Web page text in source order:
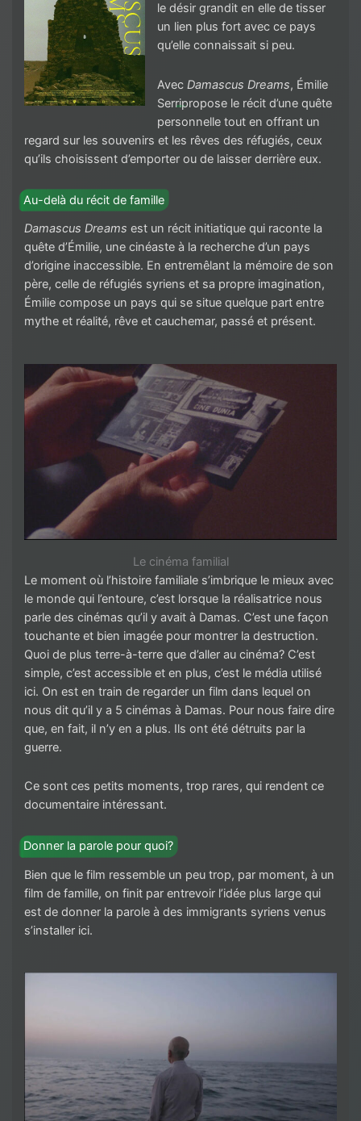
le désir grandit en elle de tisser
un lien plus fort avec ce pays
qu’elle connaissait si peu.
Avec Damascus Dreams, Émilie
Serripropose le récit d’une quête
personnelle tout en offrant un
regard sur les souvenirs et les rêves des réfugiés, ceux
qu’ils choisissent d’emporter ou de laisser derrière eux.
Au-delà du récit de famille
Damascus Dreams est un récit initiatique qui raconte la
quête d’Émilie, une cinéaste à la recherche d’un pays
d’origine inaccessible. En entremêlant la mémoire de son
père, celle de réfugiés syriens et sa propre imagination,
Émilie compose un pays qui se situe quelque part entre
mythe et réalité, rêve et cauchemar, passé et présent.
Le cinéma familial
Le moment où l’histoire familiale s’imbrique le mieux avec
le monde qui l’entoure, c’est lorsque la réalisatrice nous
parle des cinémas qu’il y avait à Damas. C’est une façon
touchante et bien imagée pour montrer la destruction.
Quoi de plus terre-à-terre que d’aller au cinéma? C’est
simple, c’est accessible et en plus, c’est le média utilisé
ici. On est en train de regarder un film dans lequel on
nous dit qu’il y a 5 cinémas à Damas. Pour nous faire dire
que, en fait, il n’y en a plus. Ils ont été détruits par la
guerre.
Ce sont ces petits moments, trop rares, qui rendent ce
documentaire intéressant.
Donner la parole pour quoi?
Bien que le film ressemble un peu trop, par moment, à un
film de famille, on finit par entrevoir l’idée plus large qui
est de donner la parole à des immigrants syriens venus
s’installer ici.